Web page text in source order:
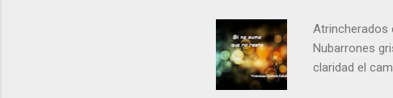
somos, y es
Atrincherados
Nubarrones
claridad el